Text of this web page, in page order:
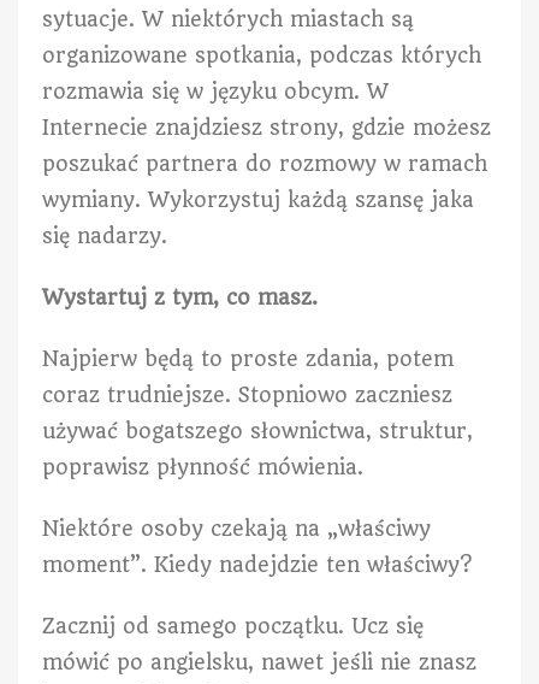
sytuacje. W niektórych miastach są
organizowane spotkania, podczas których
rozmawia się w języku obcym. W
Internecie znajdziesz strony, gdzie możesz
poszukać partnera do rozmowy w ramach
wymiany. Wykorzystuj każdą szansę jaka
się nadarzy.
Wystartuj z tym, co masz.
Najpierw będą to proste zdania, potem
coraz trudniejsze. Stopniowo zaczniesz
używać bogatszego słownictwa, struktur,
poprawisz płynność mówienia.
Niektóre osoby czekają na „właściwy
moment”. Kiedy nadejdzie ten właściwy?
Zacznij od samego początku. Ucz się
mówić po angielsku, nawet jeśli nie znasz